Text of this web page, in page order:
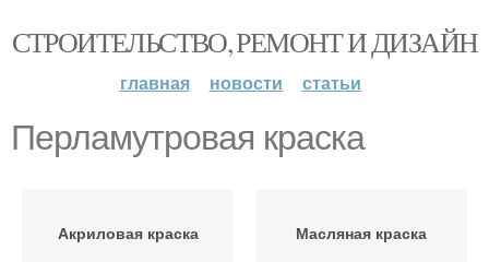
СТРОИТЕЛЬСТВО, РЕМОНТ И ДИЗАЙН
главная новости статьи
Перламутровая краска
Акриловая краска Масляная краска